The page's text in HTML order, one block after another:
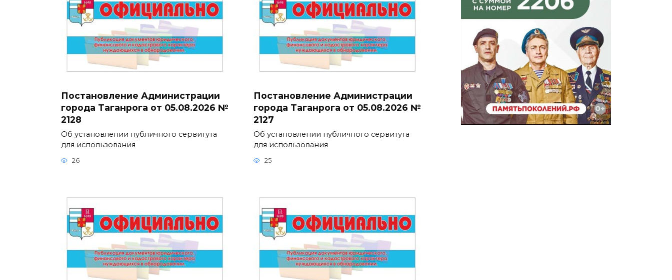
Постановление Администрации
города Таганрога от 05.08.2026 №
2128
Об установлении публичного сервитута
для использования
26
Постановление Администрации
города Таганрога от 05.08.2026 №
2127
Об установлении публичного сервитута
для использования
25